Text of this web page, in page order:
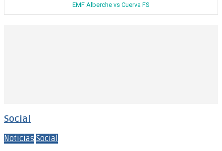
EMF Alberche vs Cuerva FS
Social
Noticias Social